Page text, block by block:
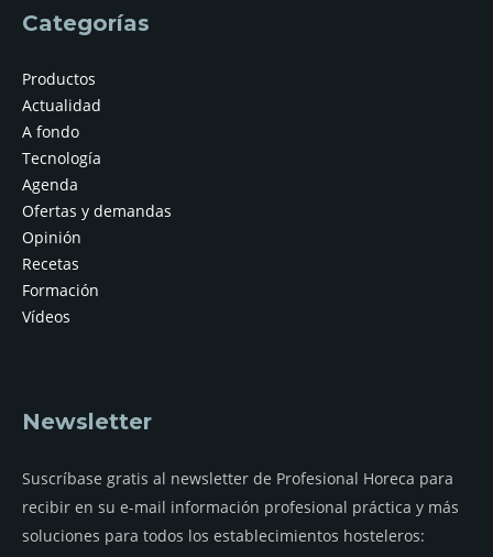
Categorías
Productos
Actualidad
A fondo
Tecnología
Agenda
Ofertas y demandas
Opinión
Recetas
Formación
Vídeos
Newsletter
Suscríbase gratis al newsletter de Profesional Horeca para
recibir en su e-mail información profesional práctica y más
soluciones para todos los establecimientos hosteleros: